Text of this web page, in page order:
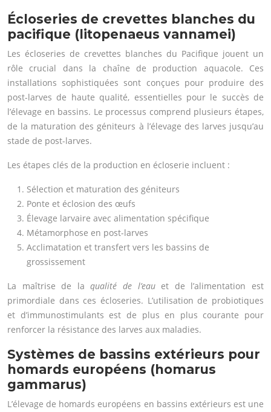
Écloseries de crevettes blanches du
pacifique (litopenaeus vannamei)
Les écloseries de crevettes blanches du Pacifique jouent un
rôle crucial dans la chaîne de production aquacole. Ces
installations sophistiquées sont conçues pour produire des
post-larves de haute qualité, essentielles pour le succès de
l’élevage en bassins. Le processus comprend plusieurs étapes,
de la maturation des géniteurs à l’élevage des larves jusqu’au
stade de post-larves.
Les étapes clés de la production en écloserie incluent :
Sélection et maturation des géniteurs
Ponte et éclosion des œufs
Élevage larvaire avec alimentation spécifique
Métamorphose en post-larves
Acclimatation et transfert vers les bassins de
grossissement
La maîtrise de laqualité de l’eau et de l’alimentation est
primordiale dans ces écloseries. L’utilisation de probiotiques
et d’immunostimulants est de plus en plus courante pour
renforcer la résistance des larves aux maladies.
Systèmes de bassins extérieurs pour
homards européens (homarus
gammarus)
L’élevage de homards européens en bassins extérieurs est une